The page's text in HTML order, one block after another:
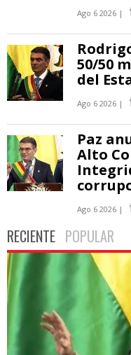
Ago 6 2026 |
50/50
del
Ago 6 2026 |
Paz
Alto
Ago 6 2026 |
RECIENTE POPULAR